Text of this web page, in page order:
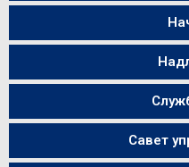
Савет